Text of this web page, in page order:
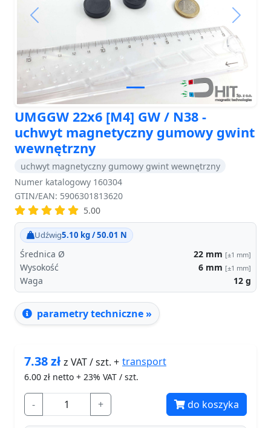
Previous Next
UMGGW 22x6 [M4] GW / N38 -
uchwyt magnetyczny gumowy gwint
wewnętrzny
uchwyt magnetyczny gumowy gwint wewnętrzny
Numer katalogowy 160304
GTIN/EAN: 5906301813620
5.00
Udźwig5.10 kg / 50.01 N
Średnica Ø 22 mm [±1 mm]
Wysokość 6 mm [±1 mm]
Waga 12 g
parametry techniczne »
7.38złz VAT / szt. + transport
6.00 zł netto + 23% VAT / szt.
- + do koszyka